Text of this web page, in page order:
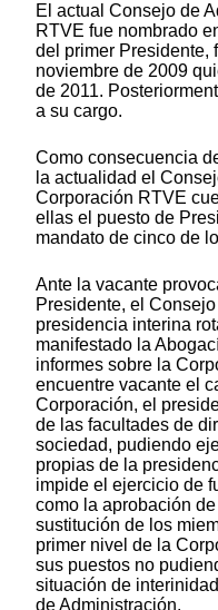
El actual Consejo de
RTVE fue nombrado
del primer Presidente,
noviembre de 2009
de 2011.
a su cargo.
Como consecuencia
la actualidad el
Corporación RTVE
ellas el puesto de
mandato de cinco de
Ante la vacante
Presidente, el
presidencia interina
manifestado la
informes sobre la
encuentre vacante el
Corporación, el
de las facultades de
sociedad, pudiendo
propias de la
impide el ejercicio de
como la aprobación
sustitución de los
primer nivel de la
sus puestos no
situación de
de Administración.